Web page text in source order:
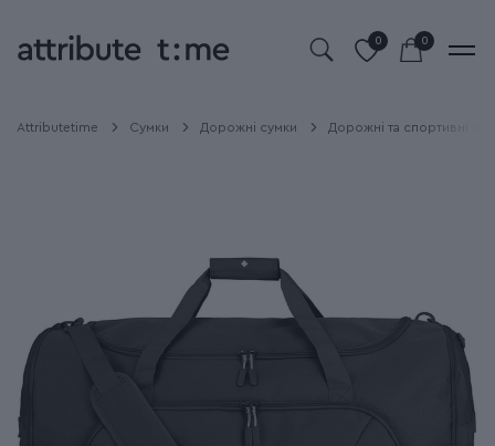
0 0
Attributetime Сумки Дорожні сумки Дорожні та спортивні